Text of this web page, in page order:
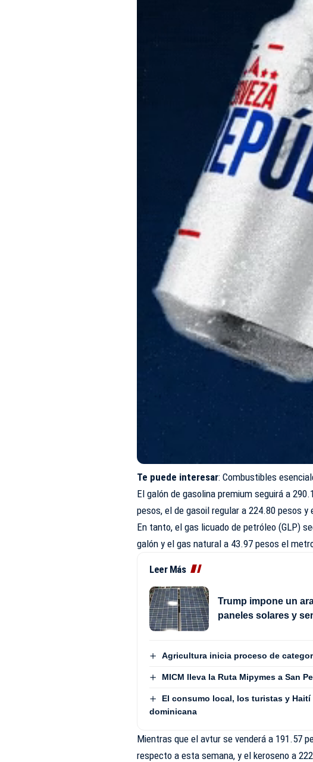
Te puede interesar:Combustibles
El galón de gasolina premium seguirá a
pesos, el de gasoil regular a 224.80 pesos
En tanto, el gas licuado de petróleo (GLP)
galón y el gas natural a 43.97 pesos el
Leer Más
Trump impone un
paneles solares y
Agricultura inicia proceso de
MICM lleva la Ruta Mipymes a San
El consumo local, los turistas y
dominicana
Mientras que el avtur se venderá a 191.57
respecto a esta semana, y el keroseno a